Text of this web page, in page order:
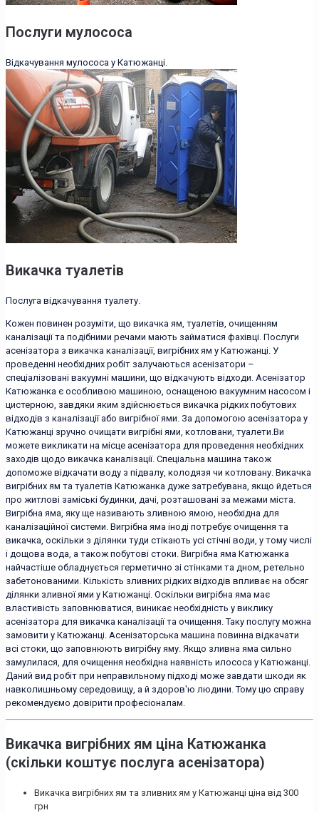
Послуги мулососа
Відкачування мулососа у Катюжанці.
Викачка туалетів
Послуга відкачування туалету.
Кожен повинен розуміти, що викачка ям, туалетів, очищенням
каналізації та подібними речами мають займатися фахівці. Послуги
асенізатора з викачка каналізації, вигрібних ям у Катюжанці. У
проведенні необхідних робіт залучаються асенізатори –
спеціалізовані вакуумні машини, що відкачують відходи. Асенізатор
Катюжанка є особливою машиною, оснащеною вакуумним насосом і
цистерною, завдяки яким здійснюється викачка рідких побутових
відходів з каналізації або вигрібної ями. За допомогою асенізатора у
Катюжанці зручно очищати вигрібні ями, котловани, туалети.Ви
можете викликати на місце асенізатора для проведення необхідних
заходів щодо викачка каналізації. Спеціальна машина також
допоможе відкачати воду з підвалу, колодязя чи котловану. Викачка
вигрібних ям та туалетів Катюжанка дуже затребувана, якщо йдеться
про житлові заміські будинки, дачі, розташовані за межами міста.
Вигрібна яма, яку ще називають зливною ямою, необхідна для
каналізаційної системи. Вигрібна яма іноді потребує очищення та
викачка, оскільки з ділянки туди стікають усі стічні води, у тому числі
і дощова вода, а також побутові стоки. Вигрібна яма Катюжанка
найчастіше обладнується герметично зі стінками та дном, ретельно
забетонованими. Кількість зливних рідких відходів впливає на обсяг
ділянки зливної ями у Катюжанці. Оскільки вигрібна яма має
властивість заповнюватися, виникає необхідність у виклику
асенізатора для викачка каналізації та очищення. Таку послугу можна
замовити у Катюжанці. Асенізаторська машина повинна відкачати
всі стоки, що заповнюють вигрібну яму. Якщо зливна яма сильно
замулилася, для очищення необхідна наявність илососа у Катюжанці.
Даний вид робіт при неправильному підході може завдати шкоди як
навколишньому середовищу, а й здоров'ю людини. Тому цю справу
рекомендуємо довірити професіоналам.
Викачка вигрібних ям ціна Катюжанка
(скільки коштує послуга асенізатора)
Викачка вигрібних ям та зливних ям у Катюжанці ціна від 300
грн